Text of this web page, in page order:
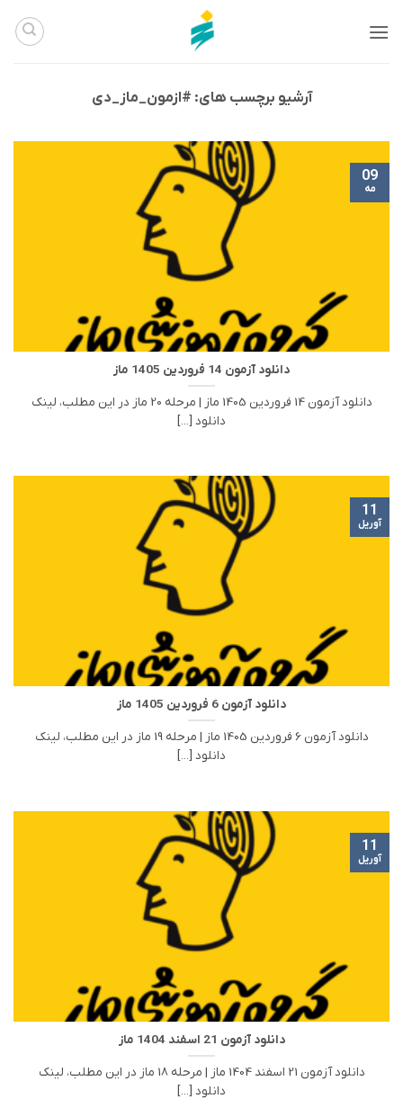
آرشیو برچسب های: #ازمون_ماز_دی
دانلود آزمون 14 فروردین 1405 ماز
دانلود آزمون 14 فروردین 1405 ماز | مرحله 20 ماز در این مطلب، لینک
دانلود [...]
09
مه
دانلود آزمون 6 فروردین 1405 ماز
دانلود آزمون 6 فروردین 1405 ماز | مرحله 19 ماز در این مطلب، لینک
دانلود [...]
11
آوریل
دانلود آزمون 21 اسفند 1404 ماز
دانلود آزمون 21 اسفند 1404 ماز | مرحله 18 ماز در این مطلب، لینک
دانلود [...]
11
آوریل